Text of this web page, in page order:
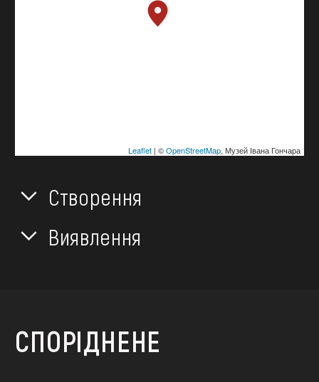
Leaflet| ©OpenStreetMap, Музей Івана Гончара
Створення
Виявлення
СПОРІДНЕНЕ